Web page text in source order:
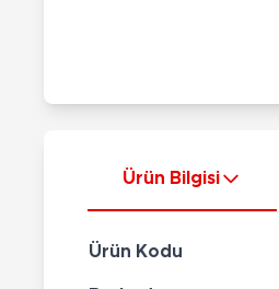
Ürün Bilgisi
Ürün Kodu